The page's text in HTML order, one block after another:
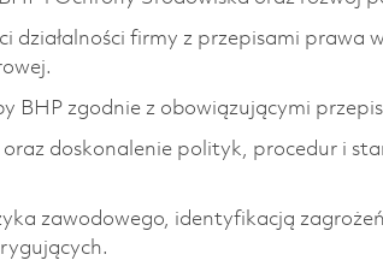
działalności firmy z przepisami prawa
BHP zgodnie z obowiązującymi
oraz doskonalenie polityk, procedur i
zawodowego, identyfikacją